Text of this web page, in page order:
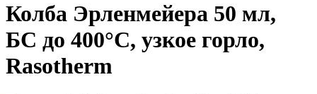
Колба Эрленмейера 50 мл,
БС до 400°C, узкое горло,
Rasotherm